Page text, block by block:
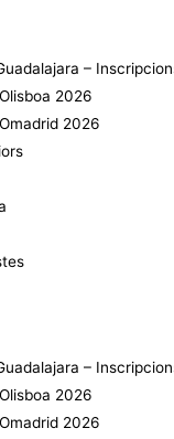
–
2026
2026
–
2026
2026